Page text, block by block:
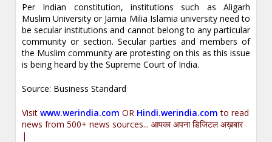
Per Indian constitution, institutions such as Aligarh
Muslim University or Jamia Milia Islamia university need to
be secular institutions and cannot belong to any particular
community or section. Secular parties and members of
the Muslim community are protesting on this as this issue
is being heard by the Supreme Court of India.
Source: Business Standard
Visitwww.werindia.com OR Hindi.werindia.com to read
news from 500+ news sources... आपका अपना डिजिटल अख़बार
|